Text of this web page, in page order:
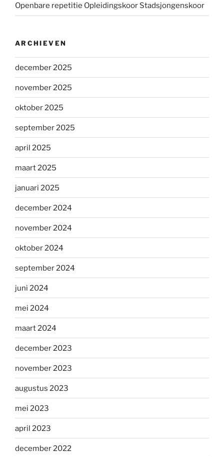
Openbare repetitie Opleidingskoor Stadsjongenskoor
ARCHIEVEN
december 2025
november 2025
oktober 2025
september 2025
april 2025
maart 2025
januari 2025
december 2024
november 2024
oktober 2024
september 2024
juni 2024
mei 2024
maart 2024
december 2023
november 2023
augustus 2023
mei 2023
april 2023
december 2022